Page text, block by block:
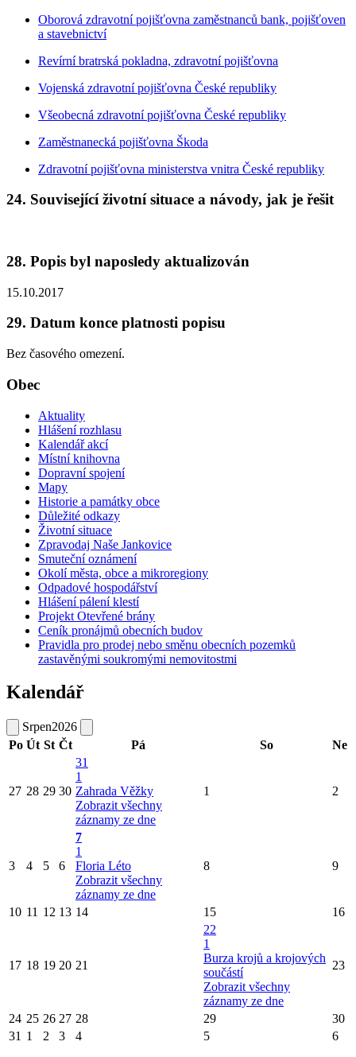
Oborová zdravotní pojišťovna zaměstnanců bank, pojišťoven
a stavebnictví
Revírní bratrská pokladna, zdravotní pojišťovna
Vojenská zdravotní pojišťovna České republiky
Všeobecná zdravotní pojišťovna České republiky
Zaměstnanecká pojišťovna Škoda
Zdravotní pojišťovna ministerstva vnitra České republiky
24. Související životní situace a návody, jak je řešit
28. Popis byl naposledy aktualizován
15.10.2017
29. Datum konce platnosti popisu
Bez časového omezení.
Obec
Aktuality
Hlášení rozhlasu
Kalendář akcí
Místní knihovna
Dopravní spojení
Mapy
Historie a památky obce
Důležité odkazy
Životní situace
Zpravodaj Naše Jankovice
Smuteční oznámení
Okolí města, obce a mikroregiony
Odpadové hospodářství
Hlášení pálení klestí
Projekt Otevřené brány
Ceník pronájmů obecních budov
Pravidla pro prodej nebo směnu obecních pozemků
zastavěnými soukromými nemovitostmi
Kalendář
Srpen2026
Po Út St Čt Pá So Ne
27 28 29 30
31
1
Zahrada Věžky
Zobrazit všechny
záznamy ze dne
1 2
3 4 5 6
7
1
Floria Léto
Zobrazit všechny
záznamy ze dne
8 9
10 11 12 13 14 15 16
17 18 19 20 21
22
1
Burza krojů a krojových
součástí
Zobrazit všechny
záznamy ze dne
23
24 25 26 27 28 29
30
31 1 2 3 4 5 6